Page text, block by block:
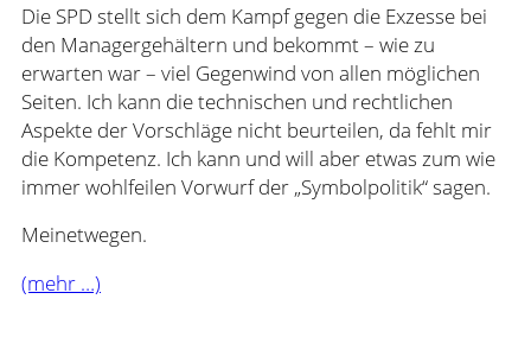
Die SPD stellt sich dem Kampf gegen die Exzesse bei
den Managergehältern und bekommt – wie zu
erwarten war – viel Gegenwind von allen möglichen
Seiten. Ich kann die technischen und rechtlichen
Aspekte der Vorschläge nicht beurteilen, da fehlt mir
die Kompetenz. Ich kann und will aber etwas zum wie
immer wohlfeilen Vorwurf der „Symbolpolitik“ sagen.
Meinetwegen.
(mehr …)